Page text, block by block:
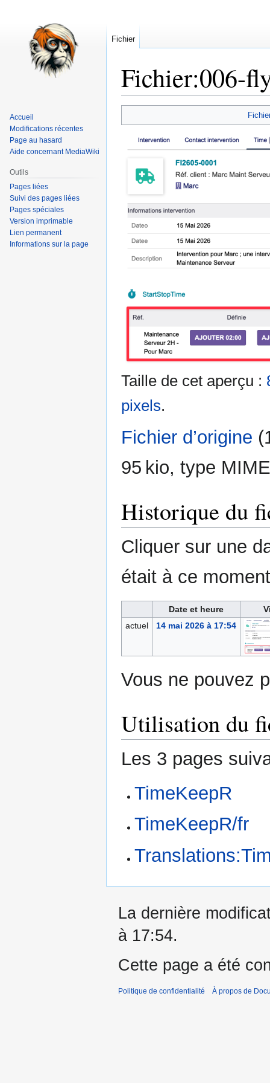
Fichier:006-
à
navigation
à
recherche
Taille de cet aperçu :
pixels.
Fichier d’origine
95 kio, type
Historique du
Cliquer sur une
était à ce
Date et heure
actuel
14 mai 2026 à 17:54
Vous ne pouvez
Utilisation du
Les 3 pages
TimeKeepR
TimeKeepR/fr
Fichier
Accueil
Modifications récentes
Page au hasard
Aide concernant MediaWiki
Outils
Pages liées
Suivi des pages liées
Pages spéciales
Version imprimable
Lien permanent
Informations sur la page
La dernière
à 17:54.
Cette page a été
Politique de confidentialité À propos de